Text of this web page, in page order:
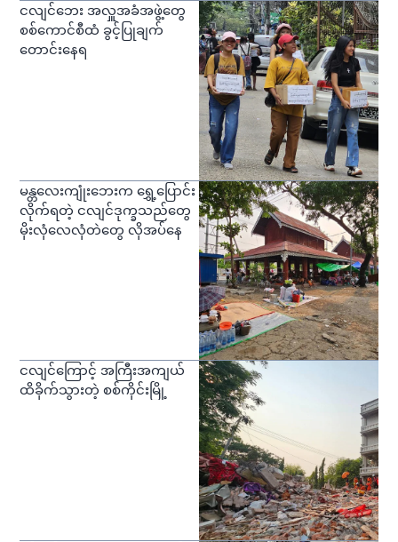
ငလျင်ဘေး အလှူအခံအဖွဲ့တွေ
စစ်ကောင်စီထံ ခွင့်ပြုချက်
တောင်းနေရ
မန္တလေးကျုံးဘေးက ရွှေ့ပြောင်း
လိုက်ရတဲ့ ငလျင်ဒုက္ခသည်တွေ
မိုးလုံလေလုံတဲတွေ လိုအပ်နေ
ငလျင်ကြောင့် အကြီးအကျယ်
ထိခိုက်သွားတဲ့ စစ်ကိုင်းမြို့